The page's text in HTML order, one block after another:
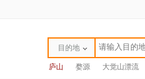
目的地
庐山 婺源 大觉山漂流